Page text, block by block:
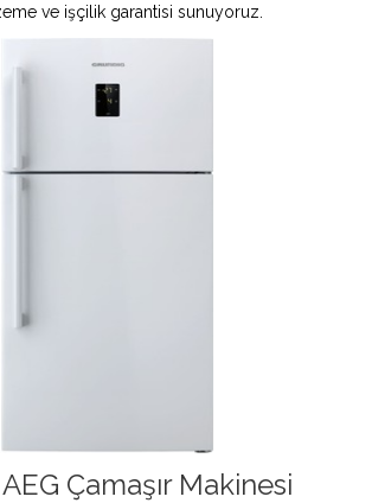
ve işçilik garantisi sunuyoruz.
Çamaşır Makinesi